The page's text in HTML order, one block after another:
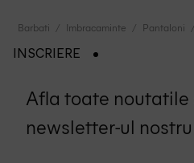
Barbati Imbracaminte Pantaloni
INSCRIERE
Afla toate
newsletter-ul nostru